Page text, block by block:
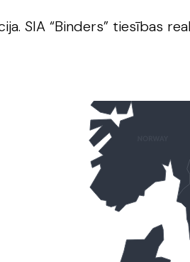
SIA “Binders” tiesības